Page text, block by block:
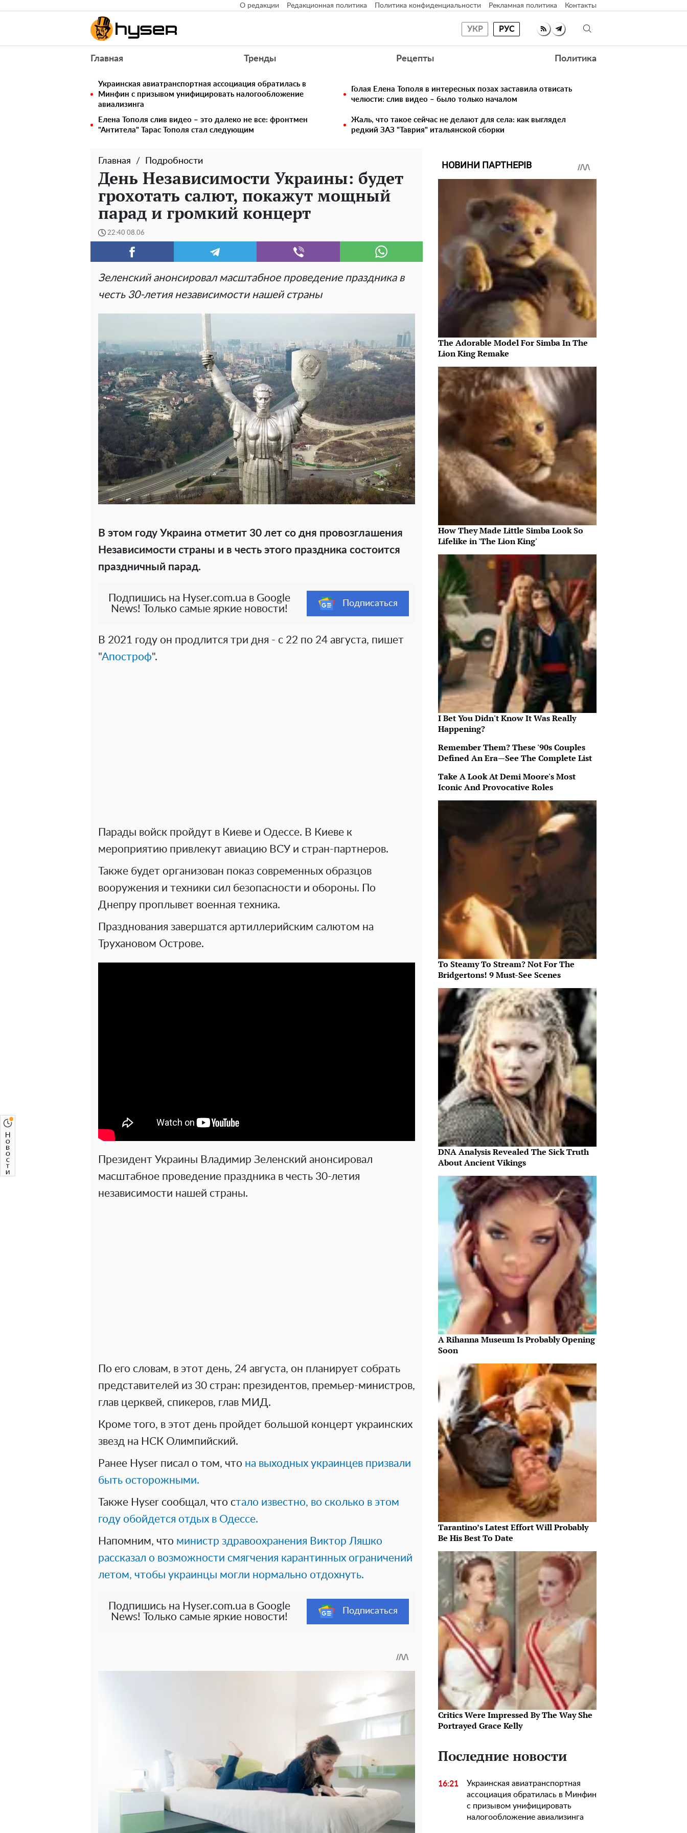
О редакции Редакционная политика Политика конфиденциальности Рекламная политика Контакты
УКР РУС
Главная Тренды Рецепты Политика
Украинская авиатранспортная ассоциация обратилась в
Минфин с призывом унифицировать налогообложение
авиализинга
Голая Елена Тополя в интересных позах заставила отвисать
челюсти: слив видео – было только началом
Елена Тополя слив видео – это далеко не все: фронтмен
"Антитела" Тарас Тополя стал следующим
Жаль, что такое сейчас не делают для села: как выглядел
редкий ЗАЗ "Таврия" итальянской сборки
Главная Подробности
День Независимости Украины: будет
грохотать салют, покажут мощный
парад и громкий концерт
22:40 08.06
Зеленский анонсировал масштабное проведение праздника в
честь 30-летия независимости нашей страны
В этом году Украина отметит 30 лет со дня провозглашения
Независимости страны и в честь этого праздника состоится
праздничный парад.
Подпишись на Hyser.com.ua в Google
News! Только самые яркие новости!
Подписаться
В 2021 году он продлится три дня - с 22 по 24 августа, пишет
"Апостроф".
Парады войск пройдут в Киеве и Одессе. В Киеве к
мероприятию привлекут авиацию ВСУ и стран-партнеров.
Также будет организован показ современных образцов
вооружения и техники сил безопасности и обороны. По
Днепру проплывет военная техника.
Празднования завершатся артиллерийским салютом на
Трухановом Острове.
Президент Украины Владимир Зеленский анонсировал
масштабное проведение праздника в честь 30-летия
независимости нашей страны.
По его словам, в этот день, 24 августа, он планирует собрать
представителей из 30 стран: президентов, премьер-министров,
глав церквей, спикеров, глав МИД.
Кроме того, в этот день пройдет большой концерт украинских
звезд на НСК Олимпийский.
Ранее Hyser писал о том, что на выходных украинцев призвали
быть осторожными.
Также Hyser сообщал, что стало известно, во сколько в этом
году обойдется отдых в Одессе.
Напомним, что министр здравоохранения Виктор Ляшко
рассказал о возможности смягчения карантинных ограничений
летом, чтобы украинцы могли нормально отдохнуть.
Подпишись на Hyser.com.ua в Google
News! Только самые яркие новости!
Подписаться
НОВИНИ ПАРТНЕРІВ
The Adorable Model For Simba In The
Lion King Remake
How They Made Little Simba Look So
Lifelike in 'The Lion King'
I Bet You Didn't Know It Was Really
Happening?
Remember Them? These '90s Couples
Defined An Era—See The Complete List
Take A Look At Demi Moore's Most
Iconic And Provocative Roles
To Steamy To Stream? Not For The
Bridgertons! 9 Must-See Scenes
DNA Analysis Revealed The Sick Truth
About Ancient Vikings
A Rihanna Museum Is Probably Opening
Soon
Tarantino’s Latest Effort Will Probably
Be His Best To Date
Critics Were Impressed By The Way She
Portrayed Grace Kelly
Последние новости
16:21
Украинская авиатранспортная
ассоциация обратилась в Минфин
с призывом унифицировать
налогообложение авиализинга